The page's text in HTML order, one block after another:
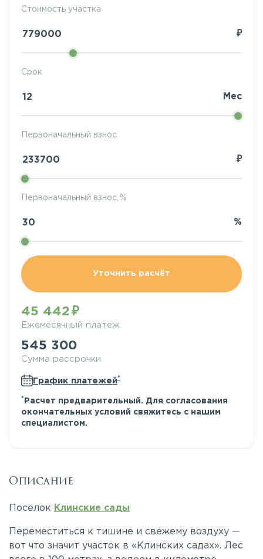
Стоимость участка
₽
Первоначальный взнос
₽
Срок
Мес
Первоначальный взнос, %
%
Уточнить расчёт
45 442
Ежемесячный платеж
545 300
Сумма рассрочки
График платежей*
* Расчет предварительный. Для согласования
окончательных условий свяжитесь с нашим
специалистом.
Описание
Поселок Клинские сады
Переместиться к тишине и свежему воздуху —
вот что значит участок в «Клинских садах». Лес